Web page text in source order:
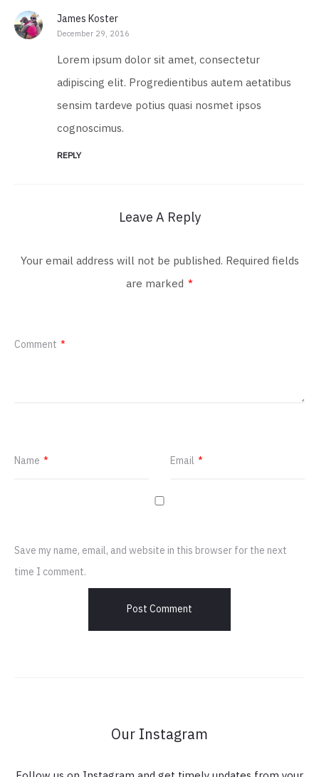
James Koster
December 29, 2016
Lorem ipsum dolor sit amet, consectetur
adipiscing elit. Progredientibus autem aetatibus
sensim tardeve potius quasi nosmet ipsos
cognoscimus.
REPLY
Leave A Reply
Your email address will not be published. Required fields
are marked *
Comment *
Name * Email *
Save my name, email, and website in this browser for the next
time I comment.
Our Instagram